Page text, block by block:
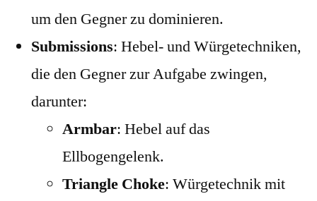
um den Gegner zu dominieren.
Submissions: Hebel- und Würgetechniken,
die den Gegner zur Aufgabe zwingen,
darunter:
Armbar: Hebel auf das
Ellbogengelenk.
Triangle Choke: Würgetechnik mit